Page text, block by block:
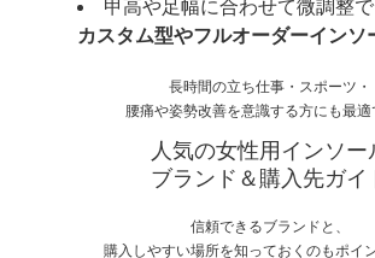
甲高や足幅に合わせて微調整
カスタム型やフルオーダーインソ
長時間の立ち仕事・スポーツ・
腰痛や姿勢改善を意識する方にも最適
人気の女性用インソー
ブランド＆購入先ガイ
信頼できるブランドと、
購入しやすい場所を知っておくのもポイ